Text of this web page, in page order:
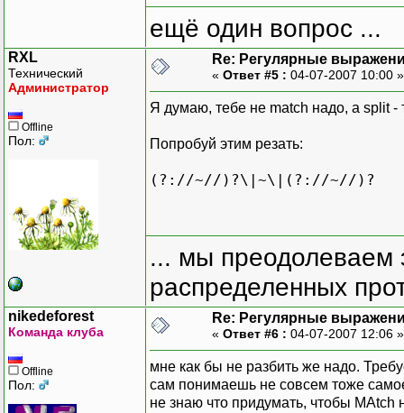
ещё один вопрос ...
RXL
Технический
Администратор
Offline
Пол:
Re: Регулярные
« Ответ #5 : 04-07-2007 10:00
Я думаю, тебе не match надо, а split -
Попробуй этим резать:
(?://~//)?\|~\|(?://~//)?
... мы преодолеваем
распределенных
nikedeforest
Команда клуба
Offline
Пол:
Re: Регулярные
« Ответ #6 : 04-07-2007 12:06
мне как бы не разбить же надо.
сам понимаешь не совсем тоже
не знаю что придумать, чтобы MAtch